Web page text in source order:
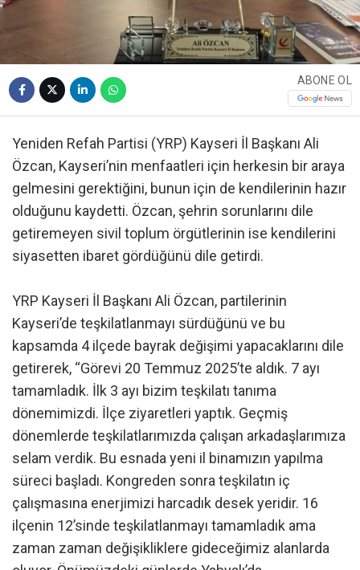
ABONE OL
Yeniden Refah Partisi (YRP) Kayseri İl Başkanı Ali
Özcan, Kayseri’nin menfaatleri için herkesin bir araya
gelmesini gerektiğini, bunun için de kendilerinin hazır
olduğunu kaydetti. Özcan, şehrin sorunlarını dile
getiremeyen sivil toplum örgütlerinin ise kendilerini
siyasetten ibaret gördüğünü dile getirdi.
YRP Kayseri İl Başkanı Ali Özcan, partilerinin
Kayseri’de teşkilatlanmayı sürdüğünü ve bu
kapsamda 4 ilçede bayrak değişimi yapacaklarını dile
getirerek, “Görevi 20 Temmuz 2025’te aldık. 7 ayı
tamamladık. İlk 3 ayı bizim teşkilatı tanıma
dönemimizdi. İlçe ziyaretleri yaptık. Geçmiş
dönemlerde teşkilatlarımızda çalışan arkadaşlarımıza
selam verdik. Bu esnada yeni il binamızın yapılma
süreci başladı. Kongreden sonra teşkilatın iç
çalışmasına enerjimizi harcadık desek yeridir. 16
ilçenin 12’sinde teşkilatlanmayı tamamladık ama
zaman zaman değişikliklere gideceğimiz alanlarda